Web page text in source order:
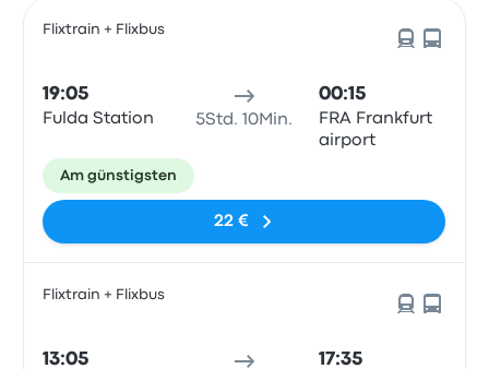
Flixtrain + Flixbus
19:05
Fulda Station 5Std. 10Min.
00:15
FRA Frankfurt
airport
Am günstigsten
22 €
Flixtrain + Flixbus
13:05 17:35